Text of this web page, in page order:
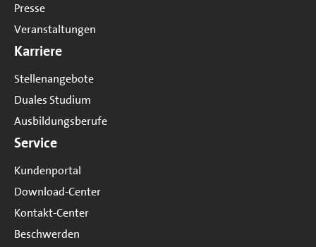
Presse
Veranstaltungen
Karriere
Stellenangebote
Duales Studium
Ausbildungsberufe
Service
Kundenportal
Download-Center
Kontakt-Center
Beschwerden